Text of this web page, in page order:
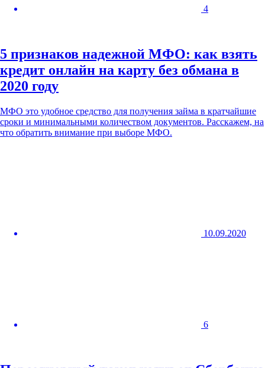
4
5 признаков надежной МФО: как взять
кредит онлайн на карту без обмана в
2020 году
МФО это удобное средство для получения займа в кратчайшие
сроки и минимальными количеством документов. Расскажем, на
что обратить внимание при выборе МФО.
10.09.2020
6